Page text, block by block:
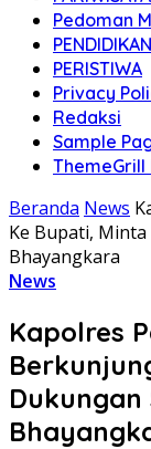
Pedoman
PENDIDIKAN
PERISTIWA
Privacy
Redaksi
Sample
ThemeGrill
Beranda News
Ke Bupati,
Bhayangkara
News
Kapolres
Dukungan